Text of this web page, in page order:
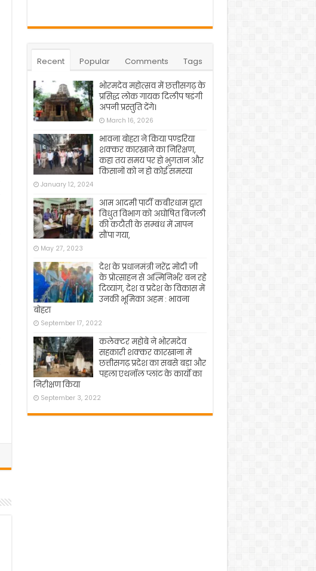
Recent Popular Comments Tags
भोरमदेव महोत्सव में छत्तीसगढ़ के
प्रसिद्ध लोक गायक दिलीप षडंगी
अपनी प्रस्तुति देंगे।
March 16, 2026
भावना बोहरा ने किया पण्डरिया
शक्कर कारखाने का निरिक्षण,
कहा तय समय पर हो भुगतान और
किसानों को न हो कोई समस्या
January 12, 2024
आम आदमी पार्टी कबीरधाम द्वारा
विधुत विभाग को अघोषित बिजली
की कटौती के सम्बंध में ज्ञापन
सौंपा गया,
May 27, 2023
देश के प्रधानमंत्री नरेंद्र मोदी जी
के प्रोत्साहन से अत्मिनिर्भर बन रहे
दिव्यांग, देश व प्रदेश के विकास में
उनकी भूमिका अहम : भावना
बोहरा
September 17, 2022
कलेक्टर महोबे ने भोरमदेव
सहकारी शक्कर कारखाना में
छत्तीसगढ़ प्रदेश का सबसे बड़ा और
पहला एथनॉल प्लांट के कार्यो का
निरीक्षण किया
September 3, 2022